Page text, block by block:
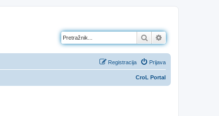
Pretražnik
Prijava
Registracija
CroL Portal